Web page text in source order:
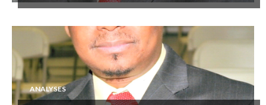
ANALYSES